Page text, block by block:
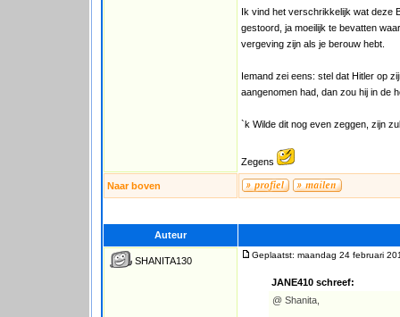
Ik vind het verschrikkelijk wat deze
gestoord, ja moeilijk te bevatten
vergeving zijn als je berouw hebt.
Iemand zei eens: stel dat Hitler op
aangenomen had, dan zou hij in de
`k Wilde dit nog even zeggen, zijn
Zegens
Naar boven
Auteur
SHANITA130
Geplaatst: maandag 24 februari
JANE410 schreef:
@ Shanita,